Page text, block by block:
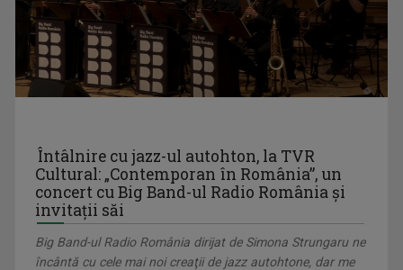
Vineri, ora 18:20, la TVR Tg. Mureș; sâmbătă, ...
MIRELA GIODEA
Mirela Giodea prezintă emisiunea „Cu cărțile ...
Întâlnire cu jazz-ul autohton, la TVR
Cultural: „Contemporan în România”, un
concert cu Big Band-ul Radio România şi
invitaţii săi
Big Band-ul Radio România dirijat de Simona Strungaru ne
încântă cu cele mai noi creaţii de jazz autohtone, dar me